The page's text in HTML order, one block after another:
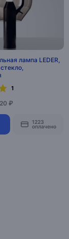
лампа LEDER,
1
₽
1223
оплачено